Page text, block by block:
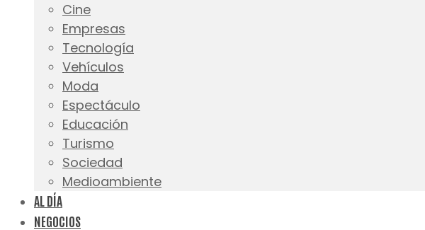
Cine
Empresas
Tecnología
Vehículos
Moda
Espectáculo
Educación
Turismo
Sociedad
Medioambiente
AL DÍA
NEGOCIOS